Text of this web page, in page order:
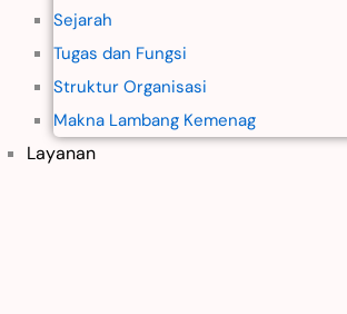
Sejarah
Tugas dan Fungsi
Struktur Organisasi
Makna Lambang Kemenag
Layanan